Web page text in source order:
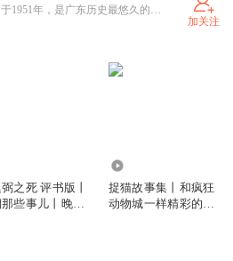
广东人民出版社创建于1951年，是广东历史最悠久的综合性出版社。
加关注
之死 评书版丨
些事儿丨晚明
捉猫故事集丨和疯狂
动物城一样精彩的动